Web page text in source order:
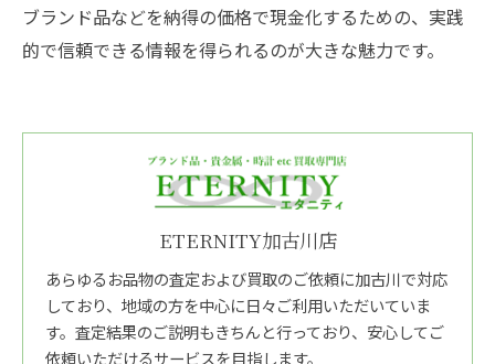
ブランド品などを納得の価格で現金化するための、実践
的で信頼できる情報を得られるのが大きな魅力です。
ETERNITY加古川店
あらゆるお品物の査定および買取のご依頼に加古川で対応
しており、地域の方を中心に日々ご利用いただいていま
す。査定結果のご説明もきちんと行っており、安心してご
依頼いただけるサービスを目指します。